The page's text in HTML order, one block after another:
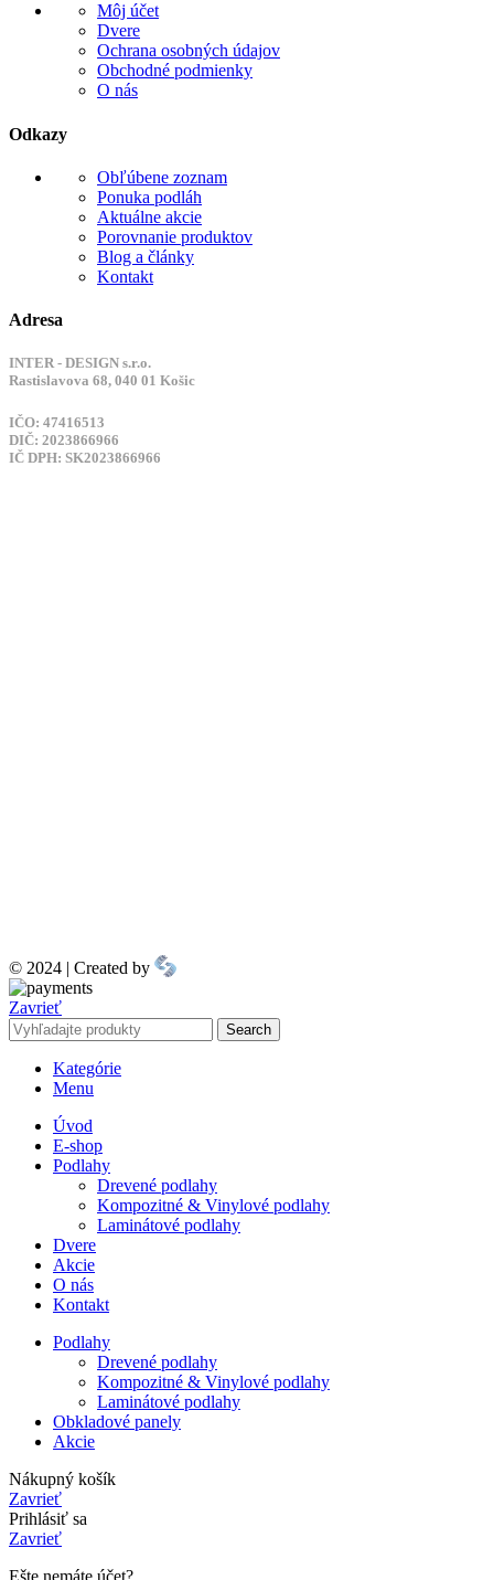
Môj účet
Dvere
Ochrana osobných údajov
Obchodné podmienky
O nás
Odkazy
Obľúbene zoznam
Ponuka podláh
Aktuálne akcie
Porovnanie produktov
Blog a články
Kontakt
Adresa
INTER - DESIGN s.r.o.
Rastislavova 68, 040 01 Košic
IČO: 47416513
DIČ: 2023866966
IČ DPH: SK2023866966
© 2024 | Created by
Zavrieť
Search
Kategórie
Menu
Úvod
E-shop
Podlahy
Drevené podlahy
Kompozitné & Vinylové podlahy
Laminátové podlahy
Dvere
Akcie
O nás
Kontakt
Podlahy
Drevené podlahy
Kompozitné & Vinylové podlahy
Laminátové podlahy
Obkladové panely
Akcie
Nákupný košík
Zavrieť
Prihlásiť sa
Zavrieť
Ešte nemáte účet?